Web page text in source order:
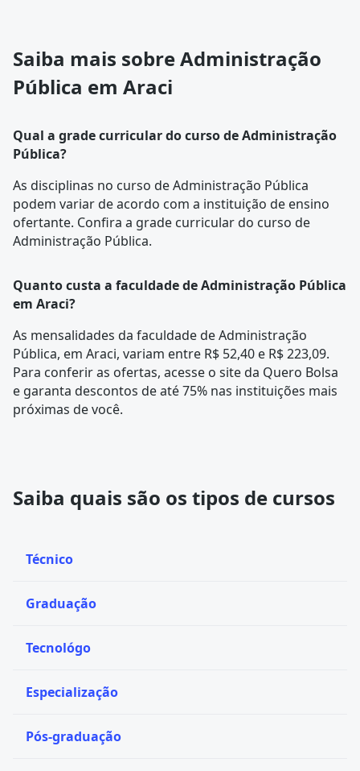
Saiba mais sobre Administração
Pública em Araci
Qual a grade curricular do curso de Administração
Pública?
As disciplinas no curso de Administração Pública
podem variar de acordo com a instituição de ensino
ofertante. Confira a grade curriculardo curso de
Administração Pública.
Quanto custa a faculdade de Administração Pública
em Araci?
As mensalidades da faculdade de Administração
Pública, em Araci, variam entre R$ 52,40 e R$ 223,09.
Para conferir as ofertas, acesse o site da Quero Bolsa
e garanta descontos de até 75% nas instituições mais
próximas de você.
Saiba quais são os tipos de cursos
Técnico
Graduação
Tecnológo
Especialização
Pós-graduação